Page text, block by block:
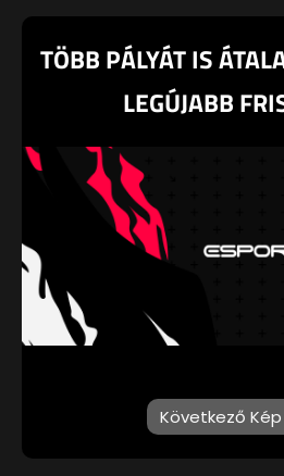
TÖBB PÁLYÁT IS
LEGÚJABB
Következő Kép